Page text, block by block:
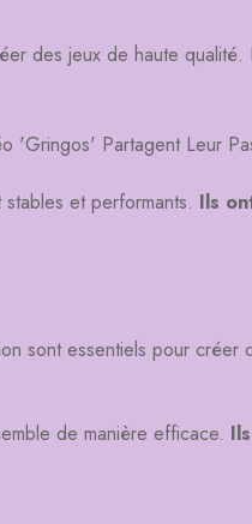
des jeux de haute
et performants. Ils
sont essentiels pour
de manière efficace.